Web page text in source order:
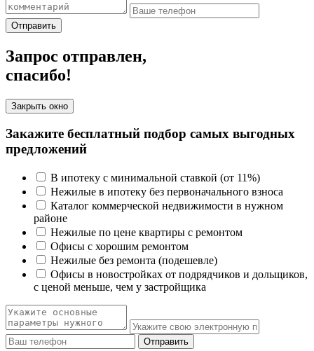
Отправить
Запрос отправлен,
спасибо!
Закрыть окно
Закажите бесплатный подбор самых выгодных
предложений
В ипотеку с минимальной ставкой (от 11%)
Нежилые в ипотеку без первоначального взноса
Каталог коммерческой недвижимости в нужном
районе
Нежилые по цене квартиры с ремонтом
Офисы с хорошим ремонтом
Нежилые без ремонта (подешевле)
Офисы в новостройках от подрядчиков и дольщиков,
с ценой меньше, чем у застройщика
Отправить